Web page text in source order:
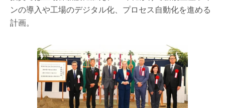
ンの導入や工場のデジタル化、プロセス自動化を進める
計画。